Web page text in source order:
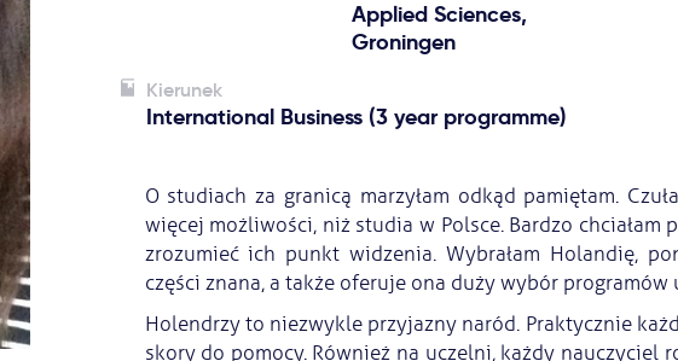
Applied Sciences,
Groningen
Kierunek
International Business (3 year programme)
O studiach za granicą marzyłam odkąd pamiętam.
więcej możliwości, niż studia w Polsce. Bardzo chciałam
zrozumieć ich punkt widzenia. Wybrałam Holandię,
części znana, a także oferuje ona duży wybór
Holendrzy to niezwykle przyjazny naród. Praktycznie
skory do pomocy. Również na uczelni, każdy nauczyciel